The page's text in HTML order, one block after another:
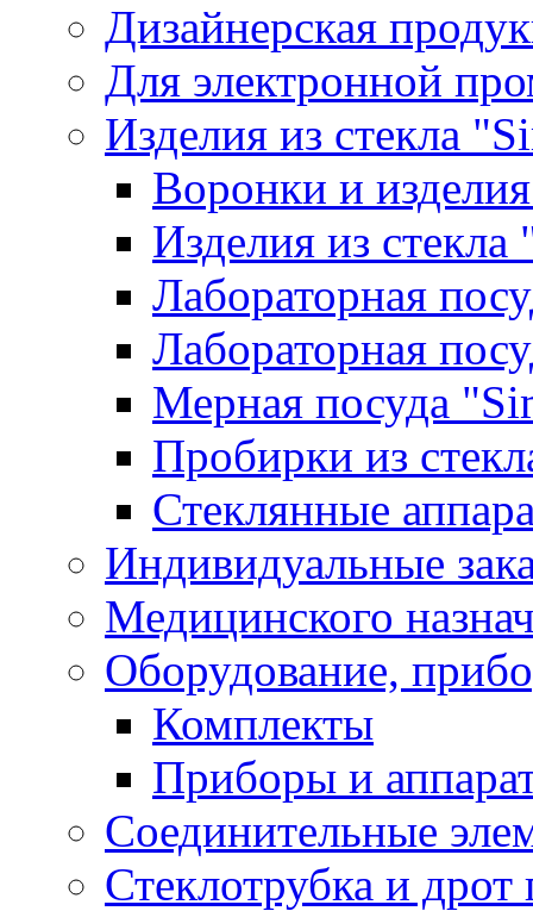
Дизайнерская
Для электронной
Изделия из стекла
Воронки и
Изделия из
Лабораторная
Лабораторная
Мерная посуда
Пробирки из
Стеклянные
Индивидуальные
Медицинского
Оборудование,
Комплекты
Приборы и
Соединительные
Стеклотрубка и дрот